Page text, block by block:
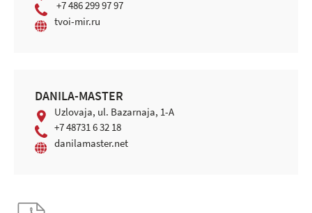
+7 486 299 97 97
tvoi-mir.ru
DANILA-MASTER
Uzlovaja, ul. Bazarnaja, 1-A
+7 48731 6 32 18
danilamaster.net